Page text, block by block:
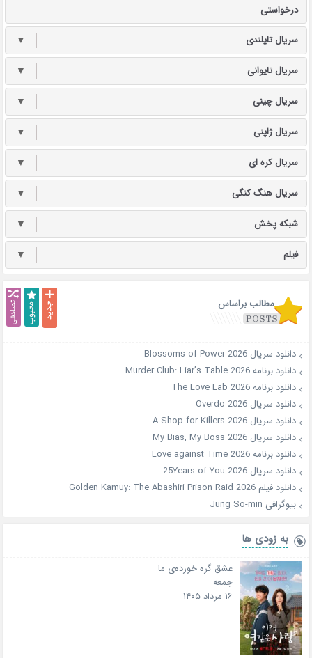
درخواستی
سریال تایلندی ▼
سریال تایوانی ▼
سریال چینی ▼
سریال ژاپنی ▼
سریال کره ای ▼
سریال هنگ کنگی ▼
شبکه پخش ▼
فیلم ▼
مطالب براساس
دانلود سریال Blossoms of Power 2026
دانلود برنامه Murder Club: Liar’s Table 2026
دانلود برنامه The Love Lab 2026
دانلود سریال Overdo 2026
دانلود سریال A Shop for Killers 2026
دانلود سریال My Bias, My Boss 2026
دانلود برنامه Love against Time 2026
دانلود سریال 25Years of You 2026
دانلود فیلم Golden Kamuy: The Abashiri Prison Raid 2026
بیوگرافی Jung So-min
به زودی ها
عشق گره خورده‌ی ما
جمعه
۱۶ مرداد ۱۴۰۵